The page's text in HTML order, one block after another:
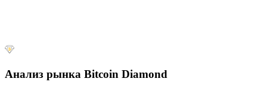
Анализ рынка Bitcoin Diamond